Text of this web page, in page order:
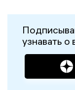
узнавать о